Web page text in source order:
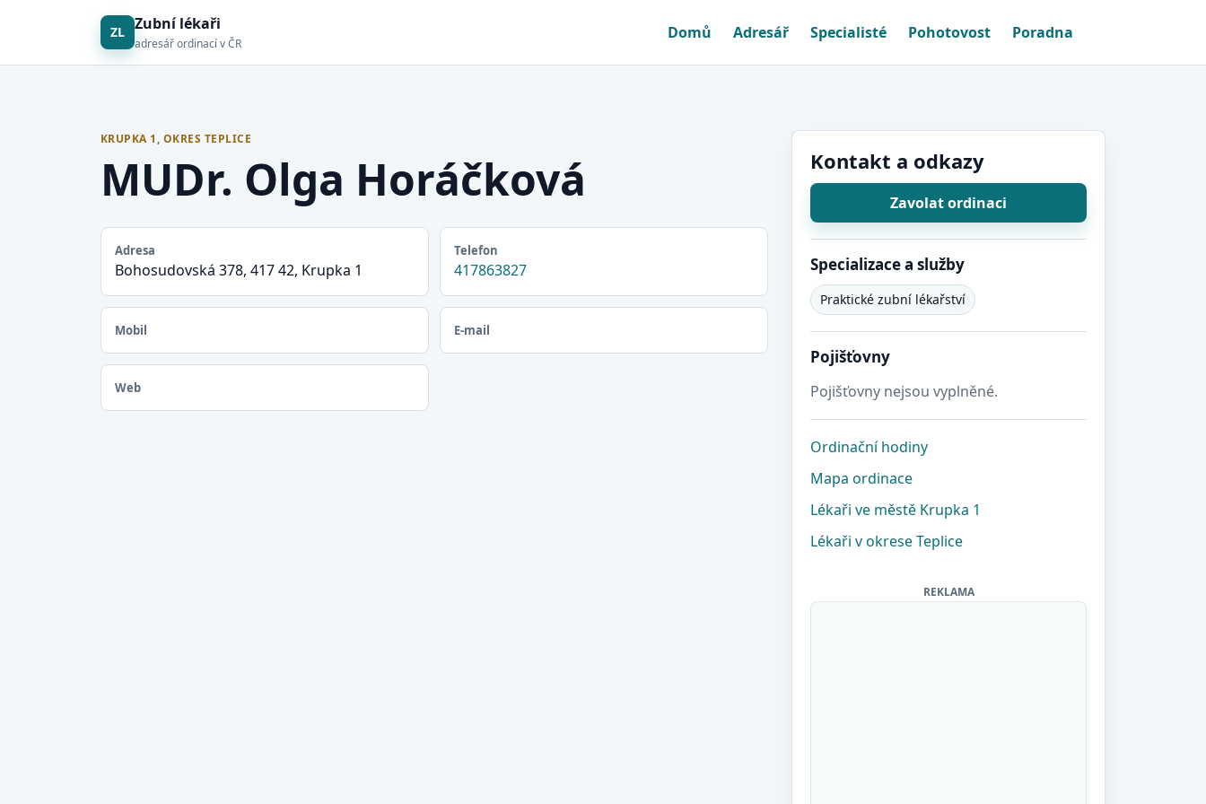
ZL Zubní lékaři
adresář ordinací v ČR
Domů Adresář Specialisté Pohotovost Poradna
KRUPKA 1, OKRES TEPLICE
MUDr. Olga Horáčková
Adresa
Bohosudovská 378, 417 42, Krupka 1
Telefon
417863827
Mobil E-mail
Web
Kontakt a odkazy
Zavolat ordinaci
Specializace a služby
Praktické zubní lékařství
Pojišťovny
Pojišťovny nejsou vyplněné.
Ordinační hodiny
Mapa ordinace
Lékaři ve městě Krupka 1
Lékaři v okrese Teplice
REKLAMA